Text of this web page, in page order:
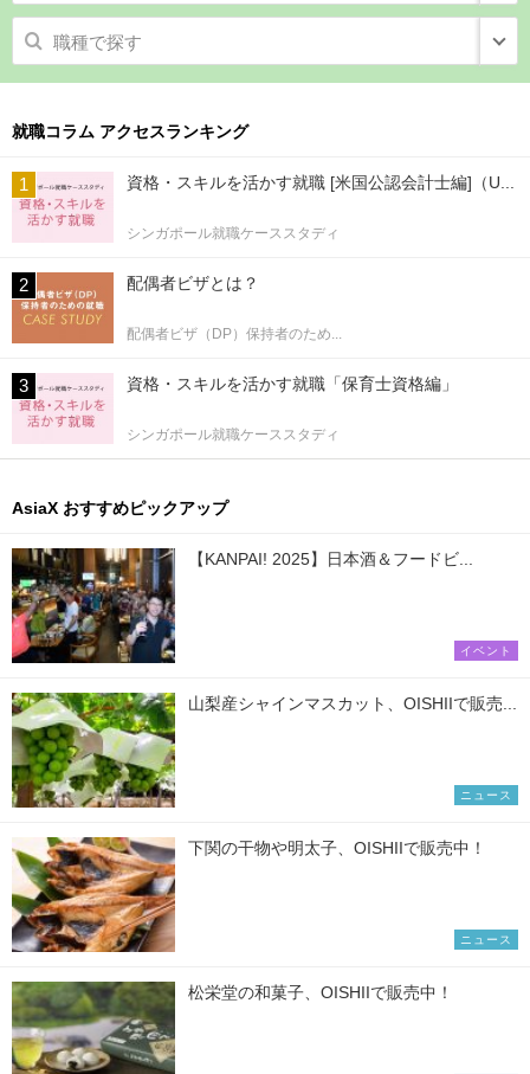
職種で探す
就職コラム アクセスランキング
資格・スキルを活かす就職 [米国公認会計士編]（U...
シンガポール就職ケーススタディ
配偶者ビザとは？
配偶者ビザ（DP）保持者のため...
資格・スキルを活かす就職「保育士資格編」
シンガポール就職ケーススタディ
AsiaX おすすめピックアップ
【KANPAI! 2025】日本酒＆フードビ...
イベント
山梨産シャインマスカット、OISHIIで販売...
ニュース
下関の干物や明太子、OISHIIで販売中！
ニュース
松栄堂の和菓子、OISHIIで販売中！